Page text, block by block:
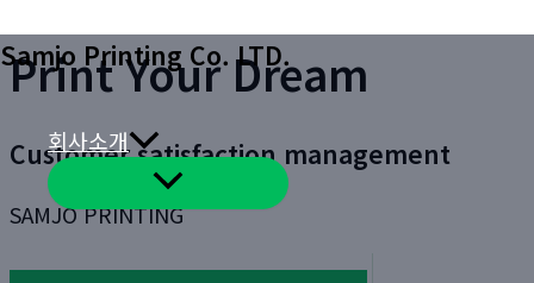
텐
츠
건
뛰
기
Samjo Printing Co. LTD.
회사소개
메
뉴
토
글
Print Your Dream
Customer satisfaction management
SAMJO PRINTING